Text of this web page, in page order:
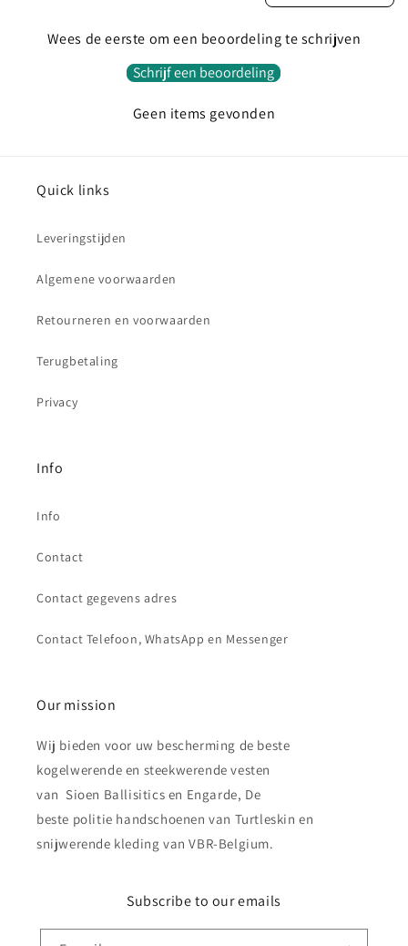
Wees de eerste om een beoordeling te schrijven
Schrijf een beoordeling
Geen items gevonden
Quick links
Leveringstijden
Algemene voorwaarden
Retourneren en voorwaarden
Terugbetaling
Privacy
Info
Info
Contact
Contact gegevens adres
Contact Telefoon, WhatsApp en Messenger
Our mission
Wij bieden voor uw bescherming de beste
kogelwerende en steekwerende vesten
van Sioen Ballisitics en Engarde, De
beste politie handschoenen van Turtleskin en
snijwerende kleding van VBR-Belgium.
Subscribe to our emails